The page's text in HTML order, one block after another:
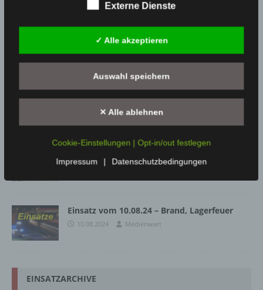
ÄHNLICHE ARTIKEL
Einsatz vom 30.08.20 – VU mit PKW
Einsatz vom 24.08.20 – Brand LKW
24.08.2020 Medienwart
Einsatz vom 10.08.24 – Brand, Lagerfeuer
10.08.2024 Medienwart
EINSATZARCHIVE
Externe Dienste
✓ Alle akzeptieren
Auswahl speichern
✕ Alle ablehnen
Cookie-Einstellungen | Opt-in/out festlegen
Impressum | Datenschutzbedingungen